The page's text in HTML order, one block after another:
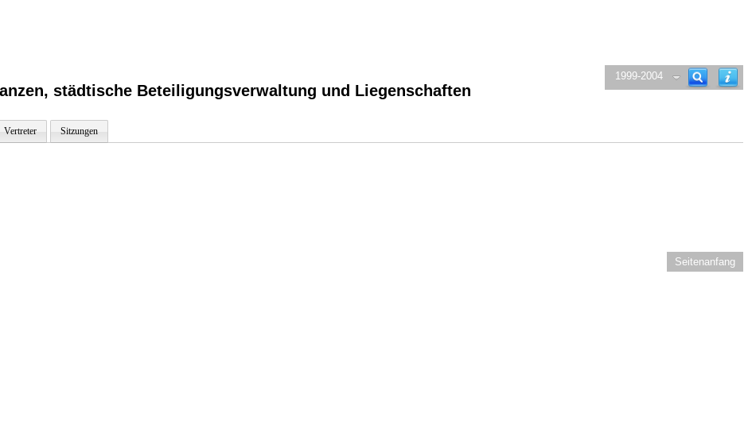
1999-2004
städtische Beteiligungsverwaltung und Liegenschaften
Vertreter Sitzungen
Seitenanfang